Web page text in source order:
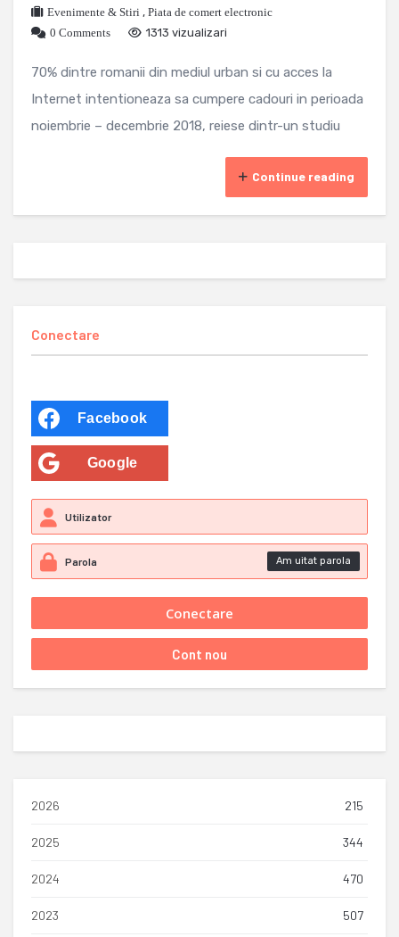
Evenimente & Stiri , Piata de comert electronic
0 Comments
1313 vizualizari
70% dintre romanii din mediul urban si cu acces la
Internet intentioneaza sa cumpere cadouri in perioada
noiembrie – decembrie 2018, reiese dintr-un studiu
Continue reading
Conectare
Facebook
Google
Am uitat parola
2026 215
2025 344
2024 470
2023 507